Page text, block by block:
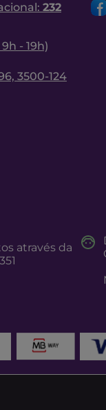
232
- 19h)
3500-124
através da